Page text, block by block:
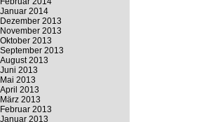
Januar 2014
Dezember 2013
November 2013
Oktober 2013
September 2013
August 2013
Juni 2013
Mai 2013
April 2013
März 2013
Februar 2013
Januar 2013